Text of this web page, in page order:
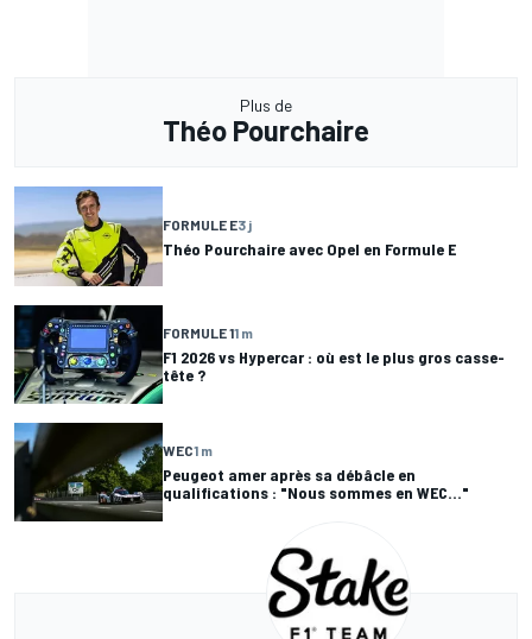
Plus de
Théo Pourchaire
FORMULE E3 j
Théo Pourchaire avec Opel en Formule E
FORMULE 11 m
F1 2026 vs Hypercar : où est le plus gros casse-
tête ?
WEC1 m
Peugeot amer après sa débâcle en
qualifications : "Nous sommes en WEC..."